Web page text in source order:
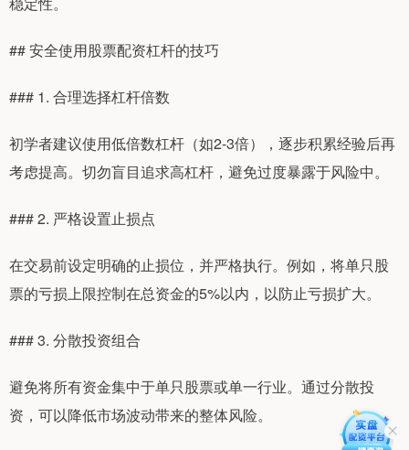
## 安全使用股票配资杠杆的技巧
### 1. 合理选择杠杆倍数
初学者建议使用低倍数杠杆（如2-3倍），逐步积累经验后再
考虑提高。切勿盲目追求高杠杆，避免过度暴露于风险中。
### 2. 严格设置止损点
在交易前设定明确的止损位，并严格执行。例如，将单只股
票的亏损上限控制在总资金的5%以内，以防止亏损扩大。
### 3. 分散投资组合
避免将所有资金集中于单只股票或单一行业。通过分散投
资，可以降低市场波动带来的整体风险。